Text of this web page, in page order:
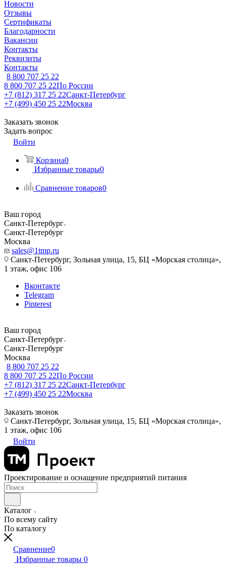
Новости
Отзывы
Сертификаты
Благодарности
Вакансии
Контакты
Реквизиты
Контакты
8 800 707 25 22
8 800 707 25 22По России
+7 (812) 317 25 22Санкт-Петербург
+7 (499) 450 25 22Москва
Заказать звонок
Задать вопрос
Войти
Корзина0
Избранные товары0
Сравнение товаров0
Ваш город
Санкт-Петербург
Санкт-Петербург
Москва
sales@1tmp.ru
Санкт-Петербург, Зольная улица, 15, БЦ «Морская столица»,
1 этаж, офис 106
Вконтакте
Telegram
Pinterest
Ваш город
Санкт-Петербург
Санкт-Петербург
Москва
8 800 707 25 22
8 800 707 25 22По России
+7 (812) 317 25 22Санкт-Петербург
+7 (499) 450 25 22Москва
Заказать звонок
Санкт-Петербург, Зольная улица, 15, БЦ «Морская столица»,
1 этаж, офис 106
Войти
Проектирование и оснащение предприятий питания
Каталог
По всему сайту
По каталогу
Сравнение0
Избранные товары 0